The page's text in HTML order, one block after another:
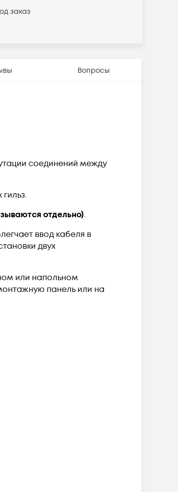
заказ
Вопросы
соединений между
отдельно).
ввод кабеля в
двух
или напольном
панель или на